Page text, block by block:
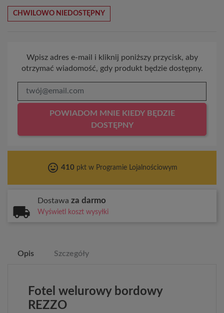
CHWILOWO NIEDOSTĘPNY
Wpisz adres e-mail i kliknij poniższy przycisk, aby
otrzymać wiadomość, gdy produkt będzie dostępny.
POWIADOM MNIE KIEDY BĘDZIE
DOSTĘPNY
tag_faces 410pkt w Programie Lojalnościowym
Dostawa za darmo
Wyświetl koszt wysyłki
Opis Szczegóły
Fotel welurowy bordowy
REZZO